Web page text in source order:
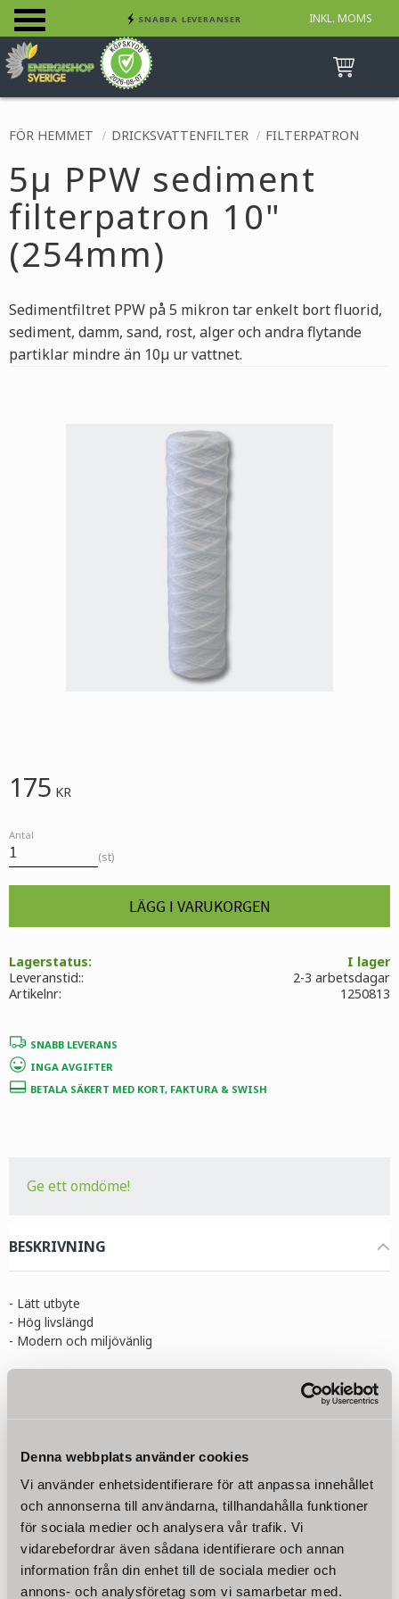
Denna webbplats använder cookies
Vi använder enhetsidentifierare för att anpassa innehållet
och annonserna till användarna, tillhandahålla funktioner
för sociala medier och analysera vår trafik. Vi
vidarebefordrar även sådana identifierare och annan
information från din enhet till de sociala medier och
annons- och analysföretag som vi samarbetar med.
Meny
INKL. MOMS
SNABBA LEVERANSER
BETALA SÄKERT MED KORT, FAKTURA &
SWISH
FÖR HEMMET DRICKSVATTENFILTER FILTERPATRON
5µ PPW sediment
filterpatron 10"
(254mm)
Sedimentfiltret PPW på 5 mikron tar enkelt bort fluorid,
sediment, damm, sand, rost, alger och andra flytande
partiklar mindre än 10µ ur vattnet.
175 KR
Antal
st
Lagerstatus
I lager
Artikelnr
1250813
Leveranstid: 2-3 arbetsdagar
SNABB LEVERANS
INGA AVGIFTER
BETALA SÄKERT MED KORT, FAKTURA & SWISH
Ge ett omdöme!
BESKRIVNING
- Lätt utbyte
- Hög livslängd
- Modern och miljövänlig
damm, sand, rost, alger och andra flytande partiklar mindre än
Sediment- keramisk- och aktiv kolblockfilter är inte tvättbara och
Tekniska data:
Art.: 1250813
Höjd: 10" (254 mm)
Diameter Ø: 60 mm
Stickanslutning Ø: 28 mm
Läs mer